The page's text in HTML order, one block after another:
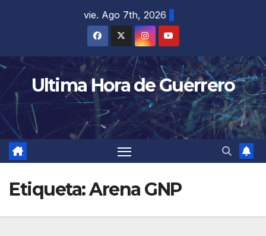
vie. Ago 7th, 2026
Ultima Hora de Guerrero
Etiqueta:Arena GNP